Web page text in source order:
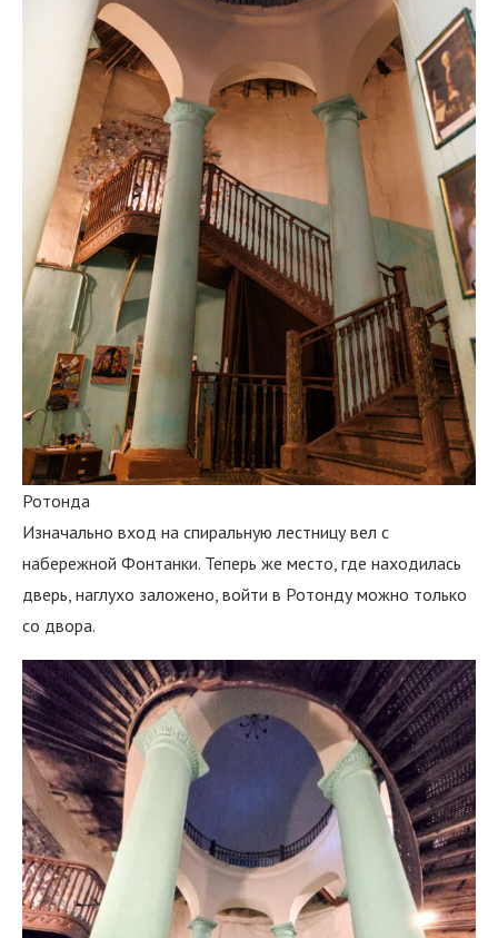
Ротонда
Изначально вход на спиральную лестницу вел с
набережной Фонтанки. Теперь же место, где находилась
дверь, наглухо заложено, войти в Ротонду можно только
со двора.